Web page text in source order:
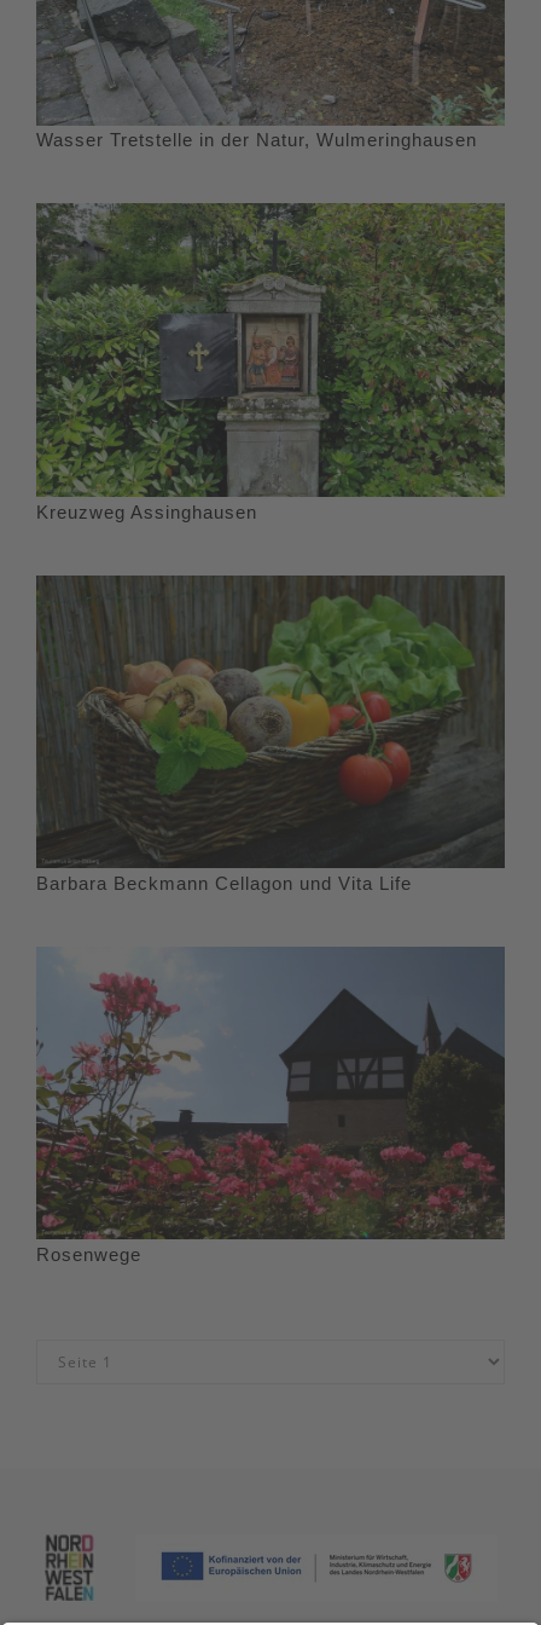
Wasser Tretstelle in der Natur, Wulmeringhausen
Kreuzweg Assinghausen
Barbara Beckmann Cellagon und Vita Life
Rosenwege